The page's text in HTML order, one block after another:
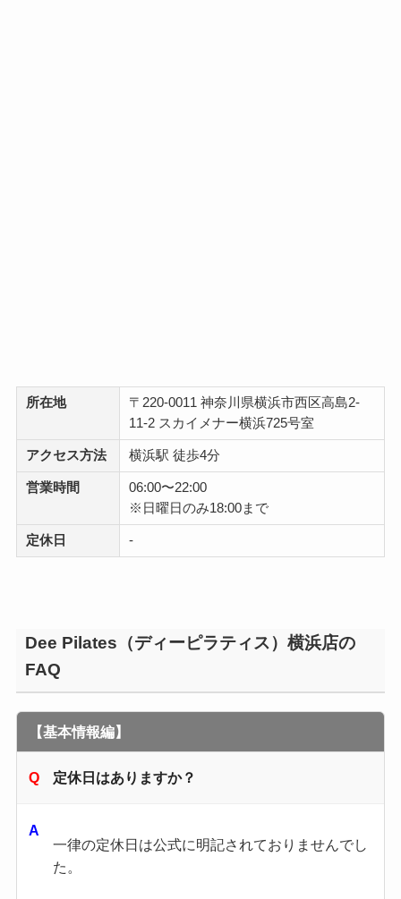
所在地
〒220-0011 神奈川県横浜市西区高島2-
11-2 スカイメナー横浜725号室
アクセス方法 横浜駅 徒歩4分
営業時間
06:00〜22:00
※日曜日のみ18:00まで
定休日 -
Dee Pilates（ディーピラティス）横浜店の
FAQ
【基本情報編】
定休日はありますか？
一律の定休日は公式に明記されておりませんでし
た。